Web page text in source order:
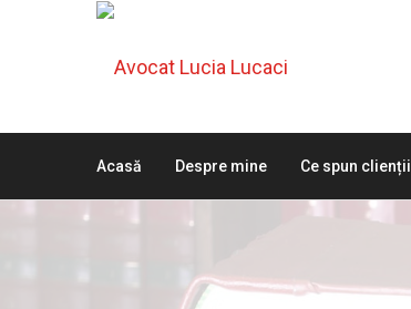
Acasă Despre mine Ce spun clienții